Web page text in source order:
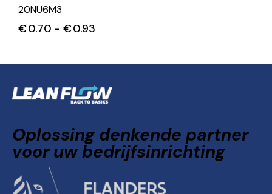
20NU6M3
€0.70 - €0.93
Oplossing denkende partner
voor uw bedrijfsinrichting